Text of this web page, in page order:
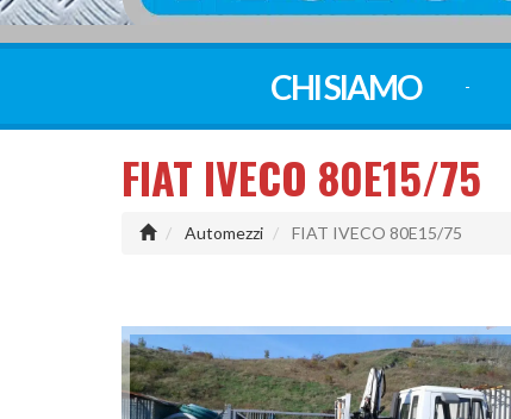
CHI SIAMO
FIAT IVECO 80E15/75
Automezzi FIAT IVECO 80E15/75